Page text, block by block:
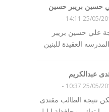
حسين بريبر حسين
25/05/2017
-
علي حسين بريبر
العقيدة للبنين
عبدالكريم
25/05/2017
-
نتيجة الطالب مقتدى